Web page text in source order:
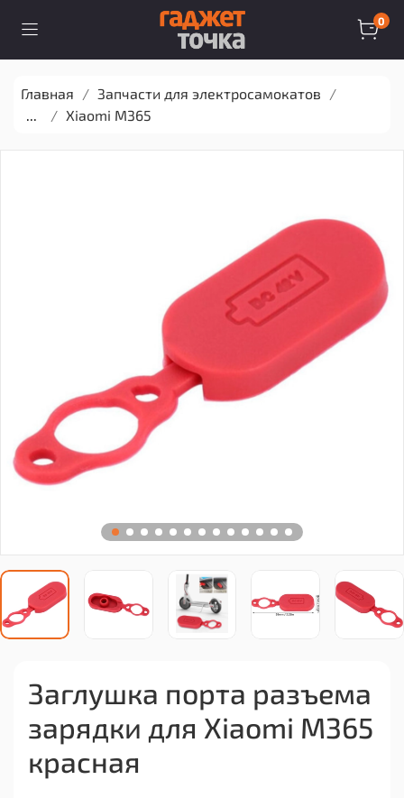
0
Главная
Запчасти для электросамокатов
...
Xiaomi M365
Заглушка порта разъема
зарядки для Xiaomi M365
красная